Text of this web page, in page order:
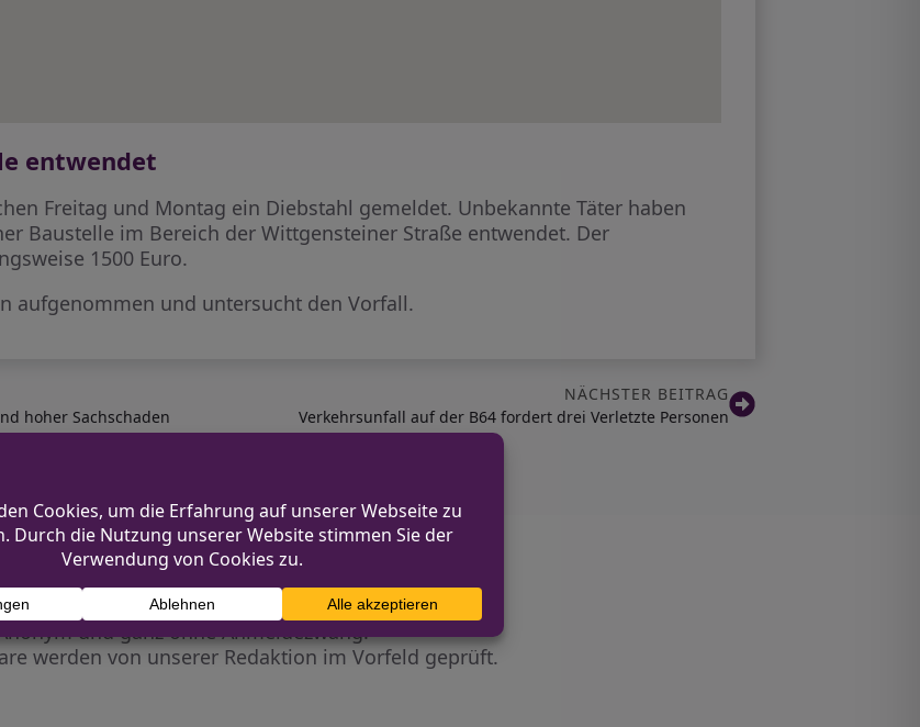
entwendet
Freitag und Montag ein Diebstahl gemeldet. Unbekannte Täter haben
Baustelle im Bereich der Wittgensteiner Straße entwendet. Der
1500 Euro.
aufgenommen und untersucht den Vorfall.
hoher Sachschaden
NÄCHSTER BEITRAG
Verkehrsunfall auf der B64 fordert drei Verletzte Personen
mit!
und ganz ohne Anmeldezwang!
werden von unserer Redaktion im Vorfeld geprüft.